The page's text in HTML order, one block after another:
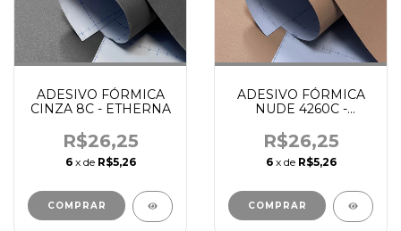
ADESIVO FÓRMICA
CINZA 8C - ETHERNA
R$26,25
6 x de R$5,26
COMPRAR
ADESIVO FÓRMICA
NUDE 4260C -
R$26,25
6 x de R$5,26
COMPRAR